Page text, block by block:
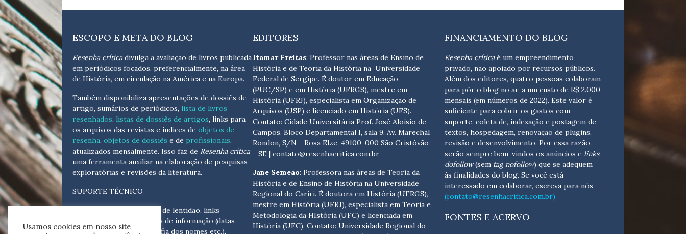
ESCOPO E META DO BLOG
Resenha críticadivulga a avaliação de livros publicada
em periódicos focados, preferencialmente, na área
de História, em circulação na América e na Europa.
Também disponibiliza apresentações de dossiês de
artigo, sumários de periódicos, lista de livros
resenhados, listas de dossiês de artigos, links para
os arquivos das revistas e índices de objetos de
resenha, objetos de dossiês e de profissionais,
atualizados mensalmente. Isso faz de Resenha crítica
uma ferramenta auxiliar na elaboração de pesquisas
exploratórias e revisões da literatura.
SUPORTE TÉCNICO
Para eventuais problemas de lentidão, links
quebrados, senhas e erros de informação (datas
tópicas, cronológicas, grafia dos nomes etc.),
EDITORES
Itamar Freitas: Professor nas áreas de Ensino de
História e de Teoria da História na Universidade
Federal de Sergipe. É doutor em Educação
(PUC/SP) e em História (UFRGS), mestre em
História (UFRJ), especialista em Organização de
Arquivos (USP) e licenciado em História (UFS).
Contato:Cidade Universitária Prof. José Aloísio de
Campos. Bloco Departamental I, sala 9, Av. Marechal
Rondon, S/N - Rosa Elze, 49100-000 São Cristóvão
- SE| contato@resenhacritica.com.br
Jane Semeão: Professora nas áreas de Teoria da
História e de Ensino de História na Universidade
Regional do Cariri. É doutora em História (UFRGS),
mestre em História (UFRJ), especialista em Teoria e
Metodologia da HIstória (UFC) e licenciada em
História (UFC). Contato:Universidade Regional do
FINANCIAMENTO DO BLOG
Resenha críticaé um empreendimento
privado, não apoiado por recursos públicos.
Além dos editores, quatro pessoas colaboram
para pôr o blog no ar, a um custo de R$ 2.000
mensais (em números de 2022). Este valor é
suficiente para cobrir os gastos com
suporte, coleta de, indexação e postagem de
textos, hospedagem, renovação de plugins,
revisão e desenvolvimento. Por essa razão,
serão sempre bem-vindos os anúncios e links
dofollow(sem tag nofollow) que se adequem
às finalidades do blog. Se você está
interessado em colaborar, escreva para nós
(contato@resenhacritica.com.br)
FONTES E ACERVO
Usamos cookies em nosso site